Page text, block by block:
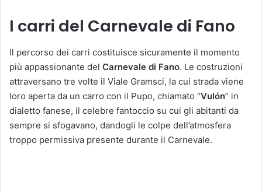
I carri del Carnevale di Fano
Il percorso dei carri costituisce sicuramente il momento
più appassionante del Carnevale di Fano. Le costruzioni
attraversano tre volte il Viale Gramsci, la cui strada viene
loro aperta da un carro con il Pupo, chiamato “Vulón” in
dialetto fanese, il celebre fantoccio su cui gli abitanti da
sempre si sfogavano, dandogli le colpe dell’atmosfera
troppo permissiva presente durante il Carnevale.